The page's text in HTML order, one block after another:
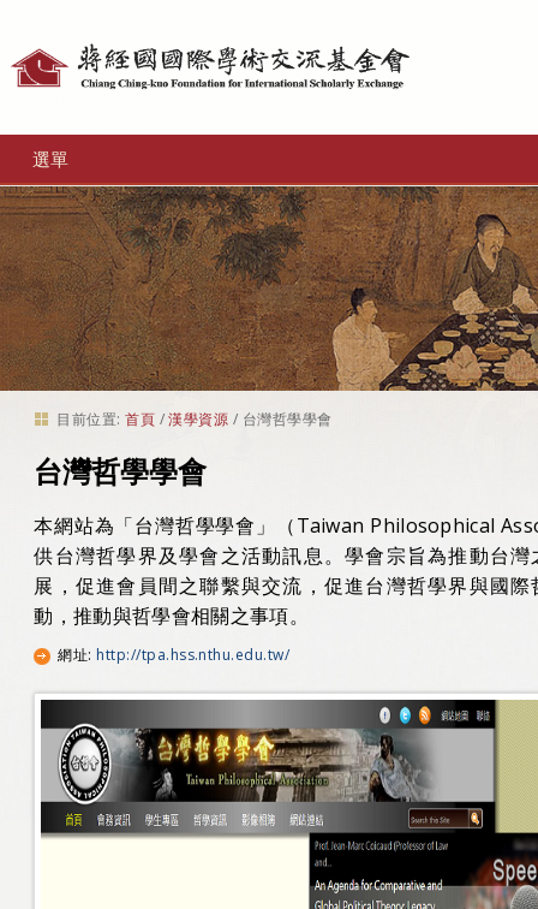
選單
目前位置: 首頁 /漢學資源 / 台灣哲學學會
台灣哲學學會
本網站為「台灣哲學學會」（Taiwan Philosophical
供台灣哲學界及學會之活動訊息。學會宗旨為推動台
展，促進會員間之聯繫與交流，促進台灣哲學界與國
動，推動與哲學會相關之事項。
網址: http://tpa.hss.nthu.edu.tw/